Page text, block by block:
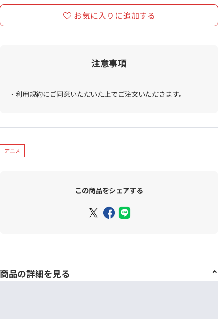
お気に入りに追加する
注意事項
・利用規約にご同意いただいた上でご注文いただきます。
アニメ
この商品をシェアする
商品の詳細を見る